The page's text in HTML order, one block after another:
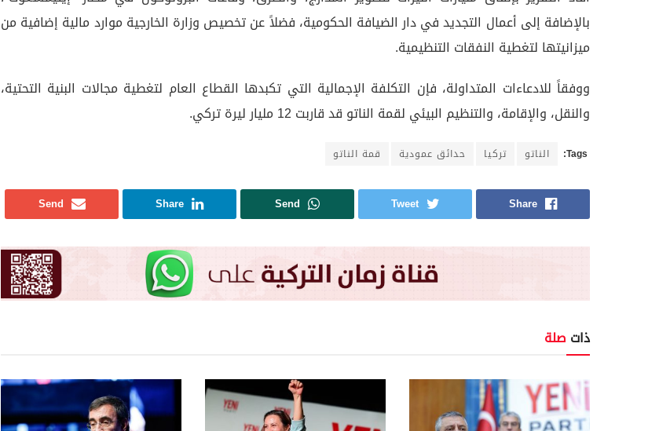
بالإضافة إلى أعمال التجديد في دار الضيافة الحكومية، فضلاً عن تخصيص وزارة الخارجية موارد مالية إضافية من
ميزانيتها لتغطية النفقات التنظيمية.
ووفقاً للادعاءات المتداولة، فإن التكلفة الإجمالية التي تكبدها القطاع العام لتغطية مجالات البنية التحتية،
والنقل، والإقامة، والتنظيم البيئي لقمة الناتو قد قاربت 12 مليار ليرة تركي.
Tags: الناتو تركيا حدائق عمودية قمة الناتو
Share
Tweet
Send
Share
Send
ذات صلة